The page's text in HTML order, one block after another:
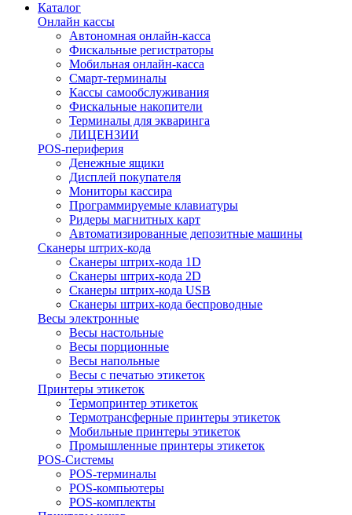
Каталог
Онлайн кассы
Автономная онлайн-касса
Фискальные регистраторы
Мобильная онлайн-касса
Смарт-терминалы
Кассы самообслуживания
Фискальные накопители
Терминалы для экваринга
ЛИЦЕНЗИИ
POS-периферия
Денежные ящики
Дисплей покупателя
Мониторы кассира
Программируемые клавиатуры
Ридеры магнитных карт
Автоматизированные депозитные машины
Сканеры штрих-кода
Сканеры штрих-кода 1D
Сканеры штрих-кода 2D
Сканеры штрих-кода USB
Сканеры штрих-кода беспроводные
Весы электронные
Весы настольные
Весы порционные
Весы напольные
Весы с печатью этикеток
Принтеры этикеток
Термопринтер этикеток
Термотрансферные принтеры этикеток
Мобильные принтеры этикеток
Промышленные принтеры этикеток
POS-Системы
POS-терминалы
POS-компьютеры
POS-комплекты